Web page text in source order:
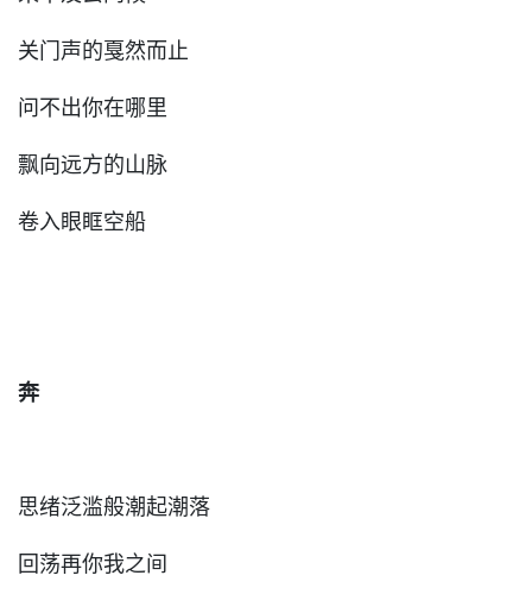
关门声的戛然而止
问不出你在哪里
飘向远方的山脉
卷入眼眶空船
奔
思绪泛滥般潮起潮落
回荡再你我之间